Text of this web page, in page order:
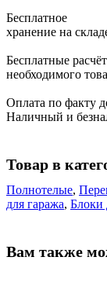
Бесплатное
хранение на
Бесплатные
необходимого
Оплата по факту
Наличный и
Товар в
Полнотелые,
для гаража, Блоки
Вам также